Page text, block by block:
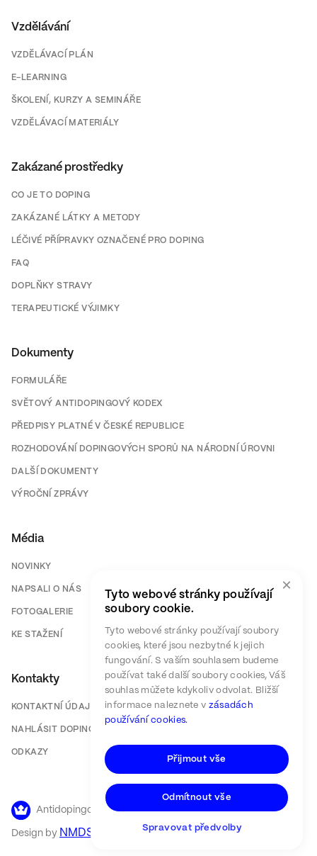
Vzdělávání
VZDĚLÁVACÍ PLÁN
E-LEARNING
ŠKOLENÍ, KURZY A SEMINÁŘE
VZDĚLÁVACÍ MATERIÁLY
Zakázané prostředky
CO JE TO DOPING
ZAKÁZANÉ LÁTKY A METODY
LÉČIVÉ PŘÍPRAVKY OZNAČENÉ PRO DOPING
FAQ
DOPLŇKY STRAVY
TERAPEUTICKÉ VÝJIMKY
Dokumenty
FORMULÁŘE
SVĚTOVÝ ANTIDOPINGOVÝ KODEX
PŘEDPISY PLATNÉ V ČESKÉ REPUBLICE
ROZHODOVÁNÍ DOPINGOVÝCH SPORŮ NA NÁRODNÍ ÚROVNI
DALŠÍ DOKUMENTY
VÝROČNÍ ZPRÁVY
Média
NOVINKY
NAPSALI O NÁS
FOTOGALERIE
KE STAŽENÍ
Kontakty
KONTAKTNÍ ÚDAJE
NAHLÁSIT DOPING
ODKAZY
Antidopingový výbor ČR ©2026
Design by NMDS
×
Tyto webové stránky používají
soubory cookie.
Tyto webové stránky používají soubory
cookies, které jsou nezbytné k jejich
fungování. S vaším souhlasem budeme
používat také další soubory cookies, Váš
souhlas můžete kdykoliv odvolat. Bližší
informace naleznete v zásadách
používání cookies.
Přijmout vše
Odmítnout vše
Spravovat předvolby